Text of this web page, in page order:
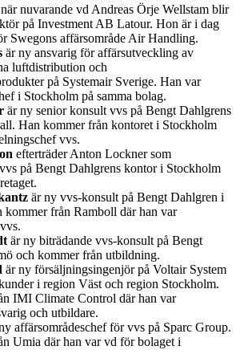
nuvarande vd Andreas Örje Wellstam blir
på Investment AB Latour. Hon är i dag
Swegons affärsområde Air Handling.
är ny ansvarig för affärsutveckling av
luftdistribution och
på Systemair Sverige. Han var
i Stockholm på samma bolag.
är ny senior konsult vvs på Bengt Dahlgrens
Han kommer från kontoret i Stockholm
vvs.
efterträder Anton Lockner som
på Bengt Dahlgrens kontor i Stockholm
är ny vvs-konsult på Bengt Dahlgren i
kommer från Ramboll där han var
är ny biträdande vvs-konsult på Bengt
och kommer från utbildning.
är ny försäljningsingenjör på Voltair System
i region Väst och region Stockholm.
IMI Climate Control där han var
och utbildare.
affärsområdeschef för vvs på Sparc Group.
Umia där han var vd för bolaget i